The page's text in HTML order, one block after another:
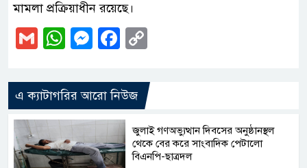
মামলা প্রক্রিয়াধীন রয়েছে।
GmailWhatsApp
Messenger
Facebook
এ ক্যাটাগরির আরো নিউজ
জুলাই গণঅভ্যুত্থান দিবসের অনুষ্ঠানস্থল
থেকে বের করে সাংবাদিক পেটালো
বিএনপি-ছাত্রদল